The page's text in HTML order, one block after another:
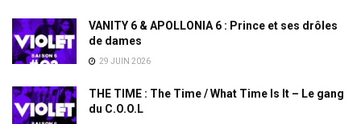
VANITY 6 & APOLLONIA 6 : Prince et ses drôles
de dames
29 JUIN 2026
THE TIME : The Time / What Time Is It – Le gang
du C.O.O.L